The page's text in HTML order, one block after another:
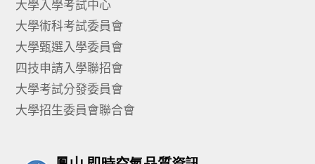
大學入學考試中心
大學術科考試委員會
大學甄選入學委員會
四技申請入學聯招會
大學考試分發委員會
大學招生委員會聯合會